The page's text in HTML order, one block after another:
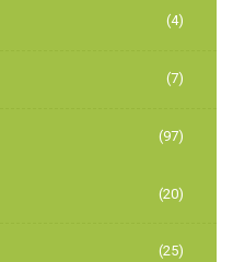
(4)
(7)
(97)
(20)
(25)